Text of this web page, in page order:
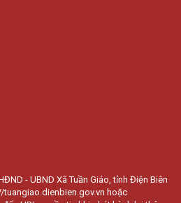
- UBND Xã Tuần Giáo, tỉnh Điện Biên
tuangiao.dienbien.gov.vn hoặc